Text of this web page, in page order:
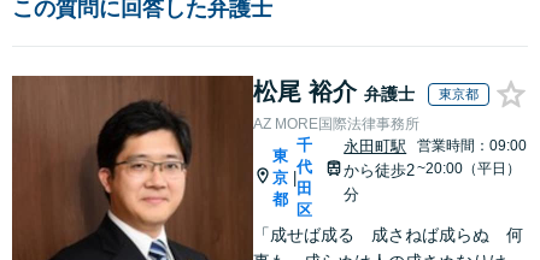
この質問に回答した弁護士
松尾 裕介 弁護士 東京都
AZ MORE国際法律事務所
東
京
都
千
代
田
区
永田町駅
から徒歩2
分
営業時間：09:00
~20:00（平日）
「成せば成る 成さねば成らぬ 何